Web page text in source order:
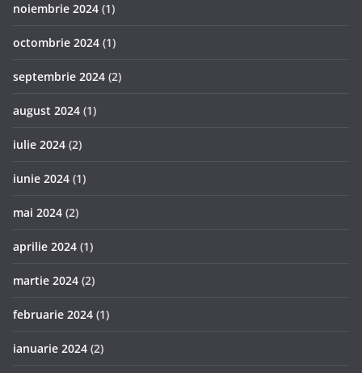
noiembrie 2024 (1)
octombrie 2024 (1)
septembrie 2024 (2)
august 2024 (1)
iulie 2024 (2)
iunie 2024 (1)
mai 2024 (2)
aprilie 2024 (1)
martie 2024 (2)
februarie 2024 (1)
ianuarie 2024 (2)